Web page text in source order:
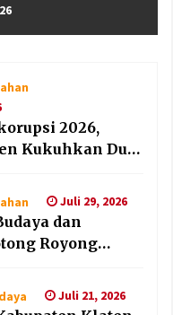
2026,
Kukuhkan Duta
Juli 29, 2026
dan
Royong
Juli 21, 2026